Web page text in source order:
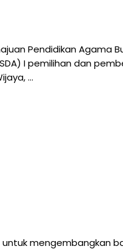
Pendidikan Agama
I pemilihan dan
…
mengembangkan